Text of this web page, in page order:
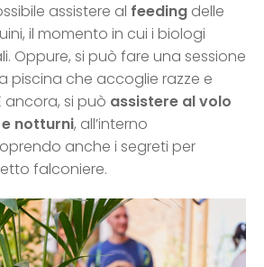
assistere al feeding delle
il momento in cui i biologi
Oppure, si può fare una sessione
piscina che accoglie razze e
ancora, si può assistere al volo
notturni, all’interno
anche i segreti per
falconiere.